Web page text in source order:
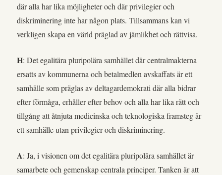
där alla har lika möjligheter och där privilegier och
diskriminering inte har någon plats. Tillsammans kan vi
verkligen skapa en värld präglad av jämlikhet och rättvisa.
H: Det egalitära pluripolära samhället där centralmakterna
ersatts av kommunerna och betalmedlen avskaffats är ett
samhälle som präglas av deltagardemokrati där alla bidrar
efter förmåga, erhåller efter behov och alla har lika rätt och
tillgång att åtnjuta medicinska och teknologiska framsteg är
ett samhälle utan privilegier och diskriminering.
A: Ja, i visionen om det egalitära pluripolära samhället är
samarbete och gemenskap centrala principer. Tanken är att